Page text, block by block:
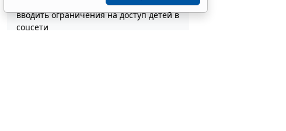
Минцифры России не собирается
вводить ограничения на доступ детей в
соцсети